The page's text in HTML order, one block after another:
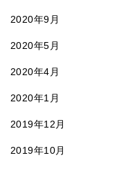
2020年9月
2020年5月
2020年4月
2020年1月
2019年12月
2019年10月